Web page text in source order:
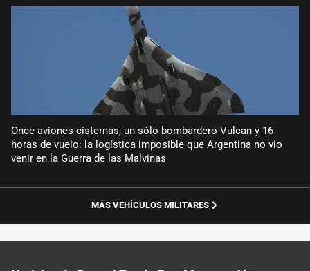
Once aviones cisternas, un sólo bombardero Vulcan y 16
horas de vuelo: la logística imposible que Argentina no vio
venir en la Guerra de las Malvinas
MÁS VEHÍCULOS MILITARES